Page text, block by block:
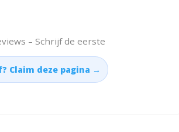
– Schrijf de eerste
Claim deze pagina →